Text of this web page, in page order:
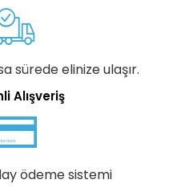
sürede elinize ulaşır.
Alışveriş
ödeme sistemi